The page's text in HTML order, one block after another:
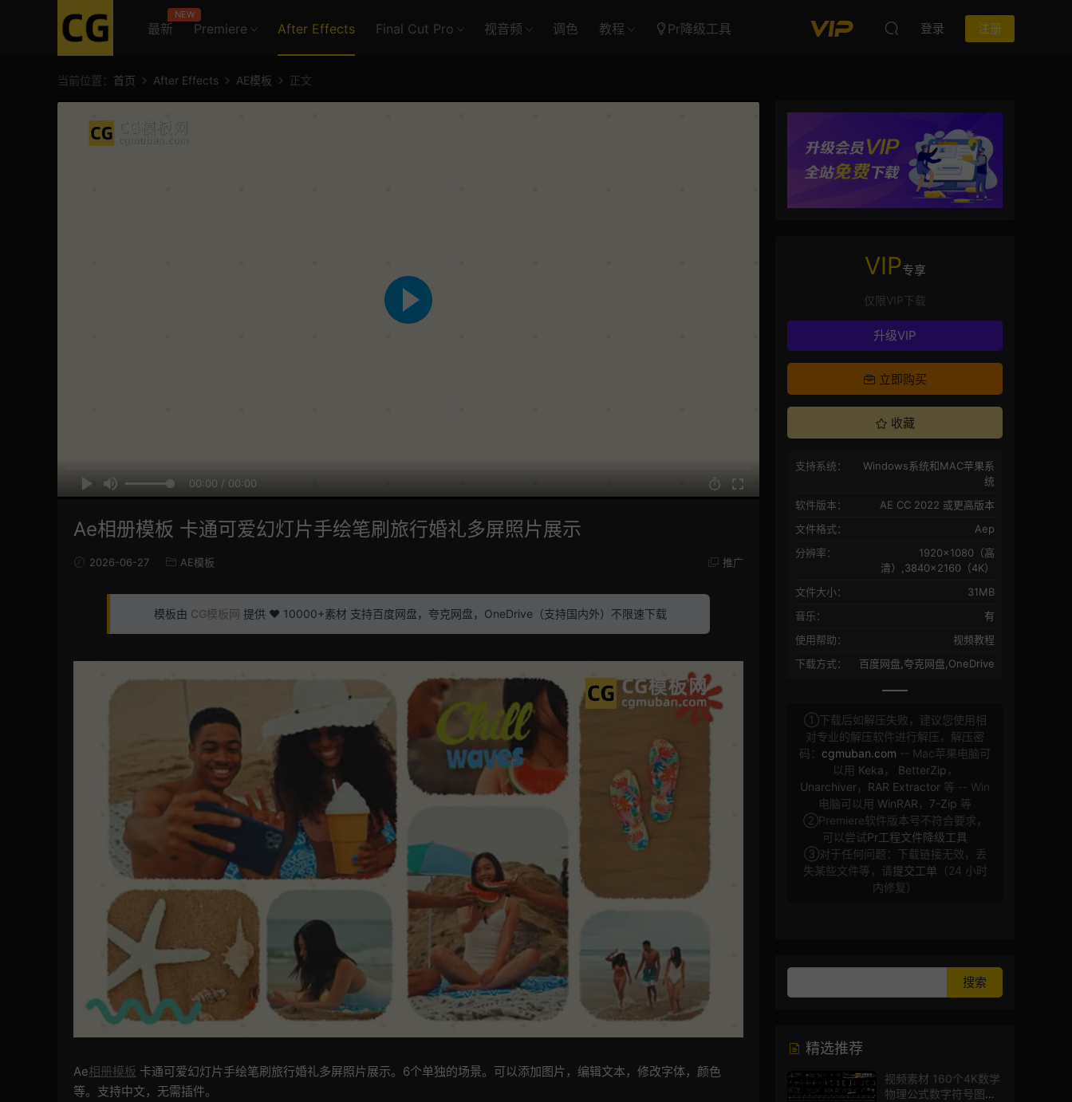
最新
NEW
Premiere After Effects Final Cut Pro 视音频 调色 教程 Pr降级工具 登录 注册
当前位置： 首页 After Effects AE模板 正文
00:00 / 00:00
Ae相册模板 卡通可爱幻灯片手绘笔刷旅行婚礼多屏照片展示
2026-06-27 AE模板 推广
模板由 CG模板网 提供 ❤️ 10000+素材 支持百度网盘，夸克网盘，OneDrive（支持国内外）不限速下载
Ae相册模板 卡通可爱幻灯片手绘笔刷旅行婚礼多屏照片展示。6个单独的场景。可以添加图片，编辑文本，修改字体，颜色
等。支持中文，无需插件。
VIP专享
仅限VIP下载
升级VIP
立即购买
收藏
支持系统：
Windows系统和MAC苹果系
统
软件版本：
AE CC 2022 或更高版本
文件格式：
Aep
分辨率：
1920×1080（高
清）,3840×2160（4K）
文件大小：
31MB
音乐：
有
使用帮助：
视频教程
下载方式：
百度网盘,夸克网盘,OneDrive
①下载后如解压失败，建议您使用相
对专业的解压软件进行解压，解压密
码： cgmuban.com -- Mac苹果电脑可
以用 Keka ， BetterZip ，
Unarchiver， RAR Extractor 等 -- Win
电脑可以用 WinRAR ， 7-Zip 等
②Premiere软件版本号不符合要求，
可以尝试Pr工程文件降级工具
③对于任何问题：下载链接无效，丢
失某些文件等，请提交工单 （24 小时
内修复）
精选推荐
视频素材 160个4K数学
物理公式数字符号图标